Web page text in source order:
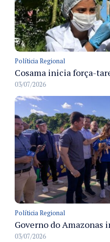
Políticia Regional
03/07/2026
Políticia Regional
03/07/2026